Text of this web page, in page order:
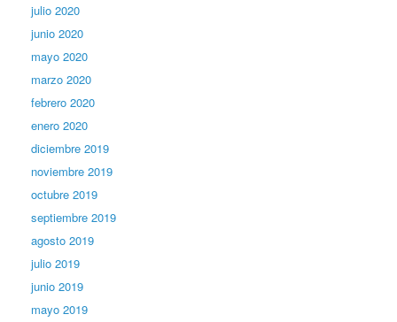
julio 2020
junio 2020
mayo 2020
marzo 2020
febrero 2020
enero 2020
diciembre 2019
noviembre 2019
octubre 2019
septiembre 2019
agosto 2019
julio 2019
junio 2019
mayo 2019